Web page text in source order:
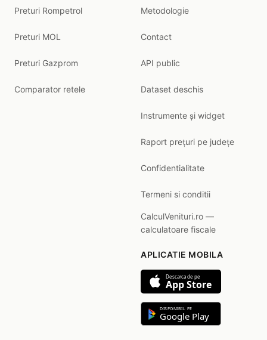
Preturi Rompetrol
Preturi MOL
Preturi Gazprom
Comparator retele
Metodologie
Contact
API public
Dataset deschis
Instrumente și widget
Raport prețuri pe județe
Confidentialitate
Termeni si conditii
CalculVenituri.ro —
calculatoare fiscale
APLICATIE MOBILA
Descarca de pe
App Store
DISPONIBIL PE
Google Play